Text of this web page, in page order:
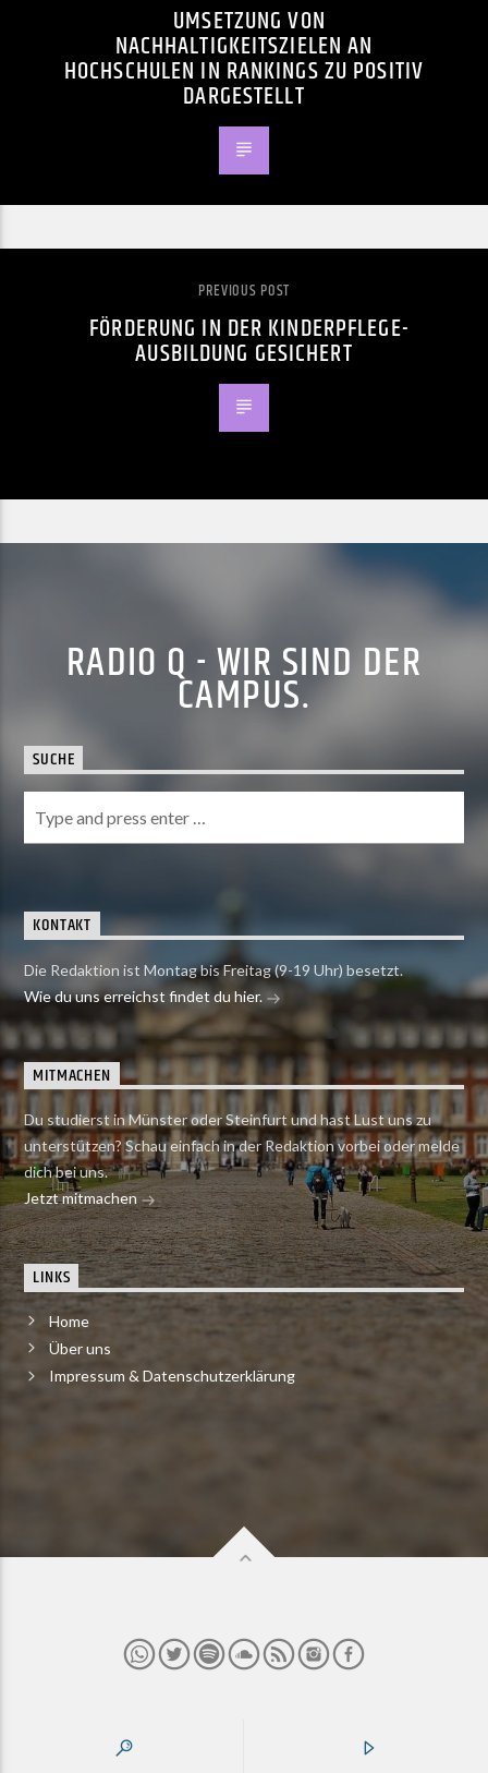
UMSETZUNG VON
NACHHALTIGKEITSZIELEN AN
HOCHSCHULEN IN RANKINGS ZU POSITIV
DARGESTELLT
PREVIOUS POST
FÖRDERUNG IN DER KINDERPFLEGE-
AUSBILDUNG GESICHERT
RADIO Q - WIR SIND DER
CAMPUS.
SUCHE
KONTAKT
Die Redaktion ist Montag bis Freitag (9-19 Uhr) besetzt.
Wie du uns erreichst findet du hier.
MITMACHEN
Du studierst in Münster oder Steinfurt und hast Lust uns zu
unterstützen? Schau einfach in der Redaktion vorbei oder melde
dich bei uns.
Jetzt mitmachen
LINKS
Home
Über uns
Impressum & Datenschutzerklärung